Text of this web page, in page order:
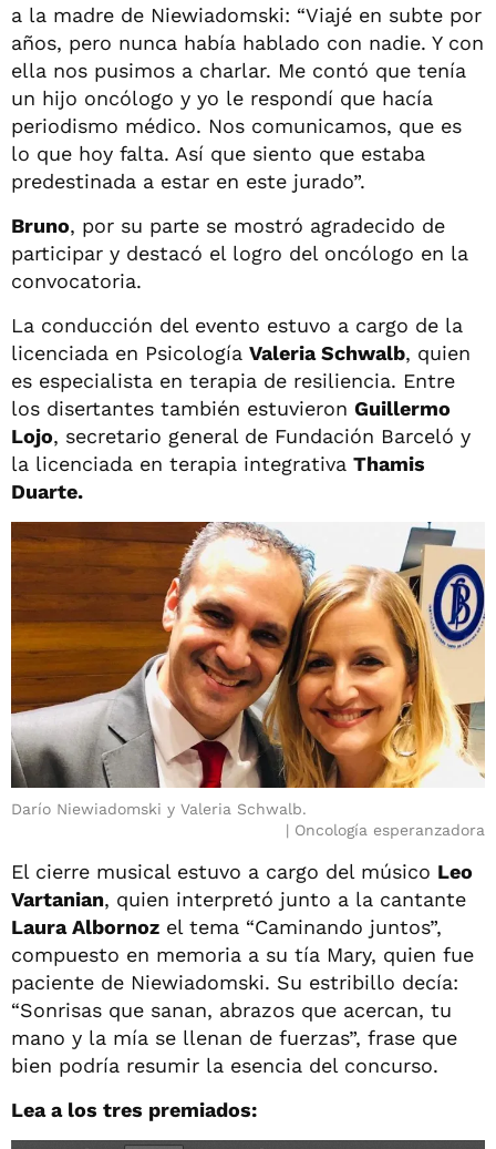
a la madre de Niewiadomski: “Viajé en subte por
años, pero nunca había hablado con nadie. Y con
ella nos pusimos a charlar. Me contó que tenía
un hijo oncólogo y yo le respondí que hacía
periodismo médico. Nos comunicamos, que es
lo que hoy falta. Así que siento que estaba
predestinada a estar en este jurado”.
Bruno, por su parte se mostró agradecido de
participar y destacó el logro del oncólogo en la
convocatoria.
La conducción del evento estuvo a cargo de la
licenciada en Psicología Valeria Schwalb, quien
es especialista en terapia de resiliencia. Entre
los disertantes también estuvieron Guillermo
Lojo, secretario general de Fundación Barceló y
la licenciada en terapia integrativa Thamis
Duarte.
Darío Niewiadomski y Valeria Schwalb.
Oncología esperanzadora
El cierre musical estuvo a cargo del músico Leo
Vartanian, quien interpretó junto a la cantante
Laura Albornoz el tema “Caminando juntos”,
compuesto en memoria a su tía Mary, quien fue
paciente de Niewiadomski. Su estribillo decía:
“Sonrisas que sanan, abrazos que acercan, tu
mano y la mía se llenan de fuerzas”, frase que
bien podría resumir la esencia del concurso.
Lea a los tres premiados: